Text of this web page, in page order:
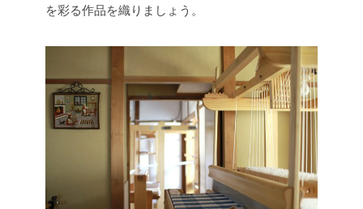
を彩る作品を織りましょう。